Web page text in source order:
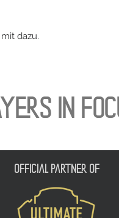
dazu.
IN
official partner of